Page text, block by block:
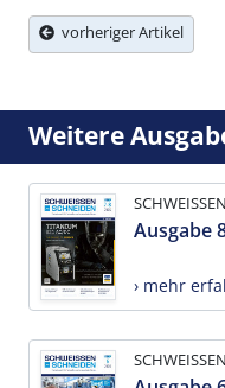
vorheriger Artikel
Weitere
Ausgabe
› mehr